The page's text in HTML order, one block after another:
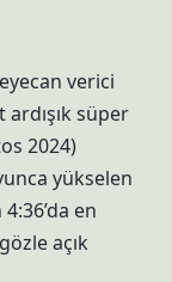
verici
ardışık süper
2024)
yükselen
en
açık